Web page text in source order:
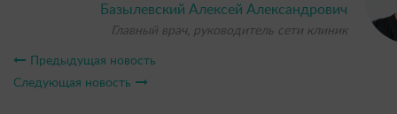
Базылевский Алексей Александрович
Главный врач, руководитель сети клиник
Предыдущая новость
Следующая новость